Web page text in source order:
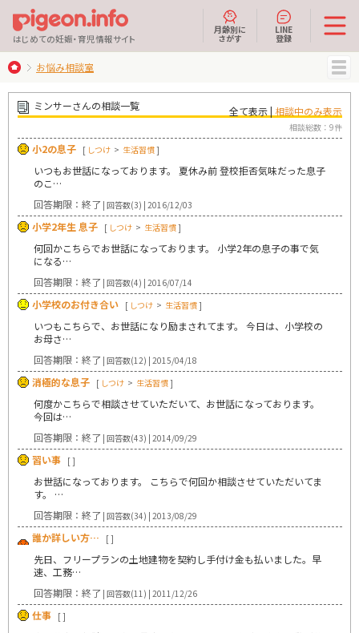
はじめての妊娠・育児情報サイト
月齢別に
さがす
LINE
登録
MENU
お悩み相談室
ミンサーさんの相談一覧 全て表示 | 相談中のみ表示
相談総数：9件
小2の息子 [ しつけ > 生活習慣]
いつもお世話になっております。 夏休み前 登校拒否気味だった息子
のこ…
回答期限：終了 | 回答数(3) | 2016/12/03
小学2年生 息子 [ しつけ > 生活習慣]
何回かこちらでお世話になっております。 小学2年の息子の事で気
になる…
回答期限：終了 | 回答数(4) | 2016/07/14
小学校のお付き合い [ しつけ > 生活習慣]
いつもこちらで、お世話になり励まされてます。 今日は、小学校の
お母さ…
回答期限：終了 | 回答数(12) | 2015/04/18
消極的な息子 [ しつけ > 生活習慣]
何度かこちらで相談させていただいて、お世話になっております。
今回は…
回答期限：終了 | 回答数(43) | 2014/09/29
習い事 [ ]
お世話になっております。 こちらで何回か相談させていただいてま
す。 …
回答期限：終了 | 回答数(34) | 2013/08/29
誰か詳しい方… [ ]
先日、フリープランの土地建物を契約し手付け金も払いました。早
速、工務…
回答期限：終了 | 回答数(11) | 2011/12/26
仕事 [ ]